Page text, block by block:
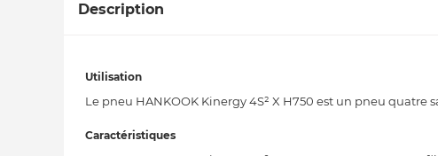
Description
Utilisation
Le pneu HANKOOK Kinergy 4S² X H750 est un pneu quatre
Caractéristiques